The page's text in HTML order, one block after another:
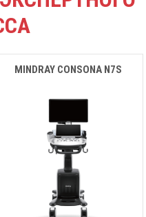
MINDRAY CONSONA N7S